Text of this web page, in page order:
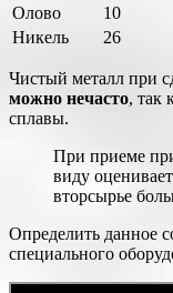
Олово
10
Никель
26
Чистый металл при
можно нечасто, так
сплавы.
При приеме
виду
вторсырье
Определить данное
специального